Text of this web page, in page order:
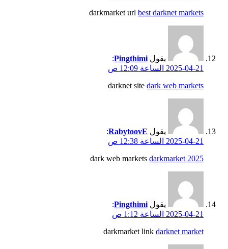
darkmarket urlbest darknet markets
يقول Pingthimi
:
2025-04-21 الساعة 12:09 ص
darknet sitedark web markets
يقول RabytoovE
:
2025-04-21 الساعة 12:38 ص
dark web marketsdarkmarket 2025
يقول Pingthimi
:
2025-04-21 الساعة 1:12 ص
darkmarket linkdarknet market